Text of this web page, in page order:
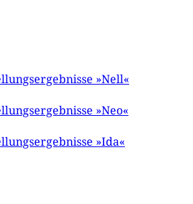
»Nell«
»Neo«
»Ida«